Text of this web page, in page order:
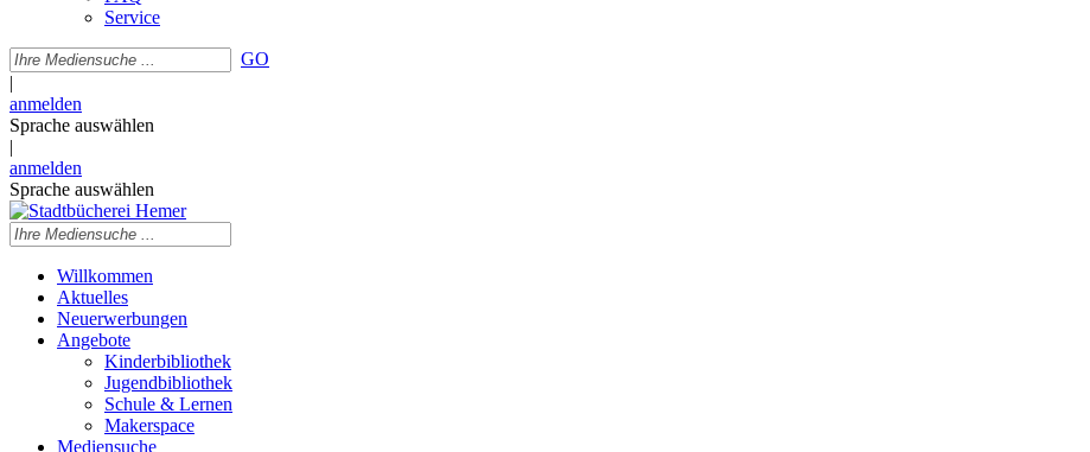
Service
GO
|
anmelden
Sprache auswählen
|
anmelden
Sprache auswählen
Willkommen
Aktuelles
Neuerwerbungen
Angebote
Kinderbibliothek
Jugendbibliothek
Schule & Lernen
Makerspace
Mediensuche